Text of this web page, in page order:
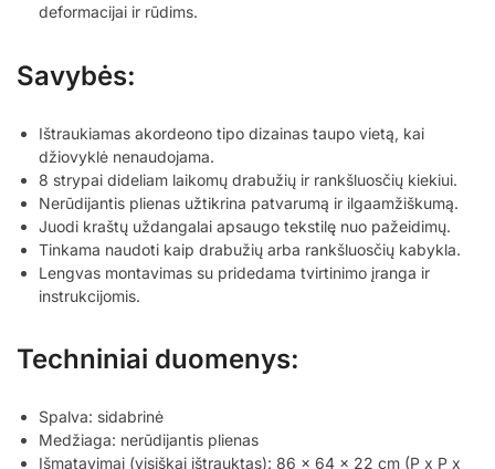
deformacijai ir rūdims.
Savybės:
Ištraukiamas akordeono tipo dizainas taupo vietą, kai
džiovyklė nenaudojama.
8 strypai dideliam laikomų drabužių ir rankšluosčių kiekiui.
Nerūdijantis plienas užtikrina patvarumą ir ilgaamžiškumą.
Juodi kraštų uždangalai apsaugo tekstilę nuo pažeidimų.
Tinkama naudoti kaip drabužių arba rankšluosčių kabykla.
Lengvas montavimas su pridedama tvirtinimo įranga ir
instrukcijomis.
Techniniai duomenys:
Spalva: sidabrinė
Medžiaga: nerūdijantis plienas
Išmatavimai (visiškai ištrauktas): 86 x 64 x 22 cm (P x P x